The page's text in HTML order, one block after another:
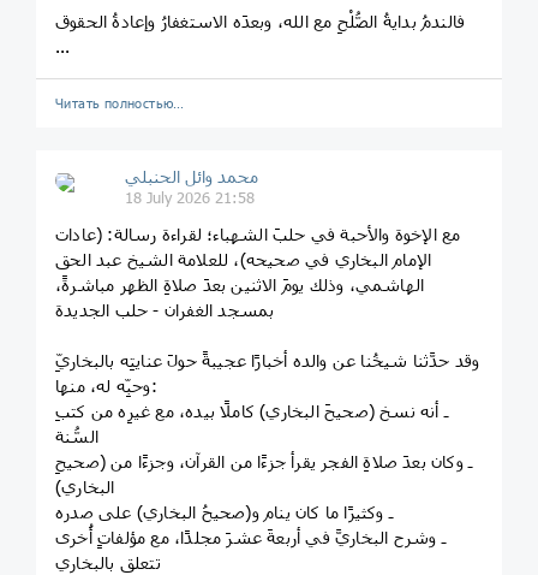
فالندمُ بدايةُ الصُّلْحِ مع الله، وبعدَه الاستغفارُ وإعادةُ الحقوق
...
Читать полностью…
محمد وائل الحنبلي
18 July 2026 21:58
مع الإخوة والأحبة في حلبَ الشهباء؛ لقراءة رسالة: (عادات
الإمام البخاري في صحيحه)، للعلامة الشيخ عبد الحق
الهاشمي، وذلك يومَ الاثنين بعدَ صلاةِ الظهر مباشرةً،
بمسجد الغفران - حلب الجديدة
وقد حدَّثنا شيخُنا عن والده أخبارًا عجيبةً حولَ عنايتِه بالبخاريِّ
وحبِّه له، منها:
ـ أنه نسخ (صحيحَ البخاري) كاملًا بيده، مع غيرِه من كتبِ
السُّنة
ـ وكان بعدَ صلاةِ الفجر يقرأ جزءًا من القرآن، وجزءًا من (صحيحِ
البخاري)
ـ وكثيرًا ما كان ينام و(صحيحُ البخاري) على صدره
ـ وشرح البخاريَّ في أربعةَ عشرَ مجلدًا، مع مؤلفاتٍ أُخرى
تتعلق بالبخاري